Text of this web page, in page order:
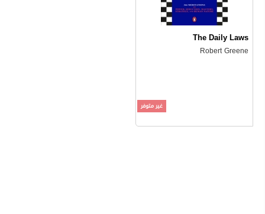
The Daily Laws
Robert Greene
غير متوفر